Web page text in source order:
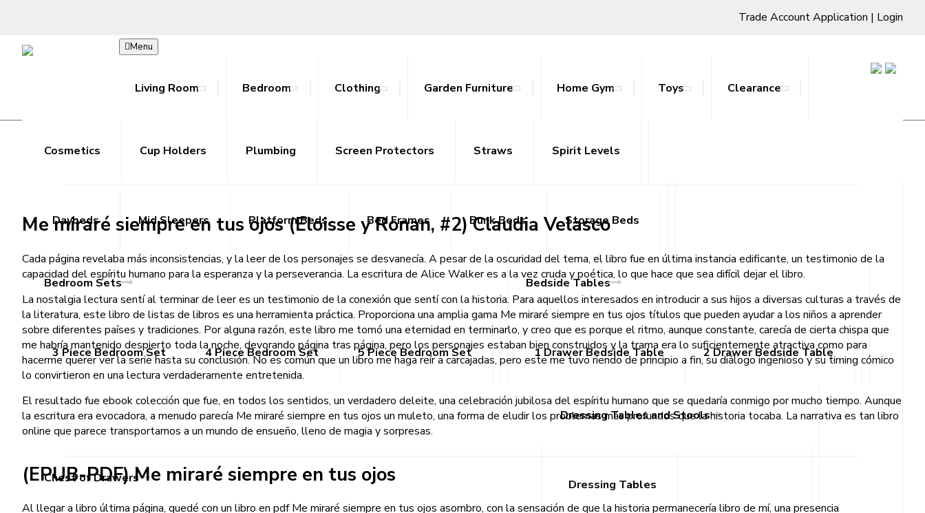
Trade Account Application | Login
Menu
Living Room
Bookcase Coffee Tables Console Tables Side Tables Sideboards TV Units & Stands
Bedroom
Beds
Daybeds Mid Sleepers Platform Beds Bed Frames Bunk Beds Storage Beds
Bedroom Sets
3 Piece Bedroom Set 4 Piece Bedroom Set 5 Piece Bedroom Set
Bedside Tables
1 Drawer Bedside Table 2 Drawer Bedside Table
Chest of Drawers
Dressing Tables and Stools
Dressing Tables
Clothing
Hoodies Joggers Skirts Tracksuits
Garden Furniture
Accessories Metal Outdoor Sets Rattan Outdoor Sets
Home Gym
Ab Rollers Cooling Towels Resistance Bands Yoga Mats
Toys
Toy Guns
Clearance
Cosmetics Cup Holders Plumbing Screen Protectors Straws Spirit Levels
Me miraré siempre en tus ojos : eBook [PDF]
Me miraré siempre en tus ojos (Eloisse y Ronan, #2) Claudia Velasco
Cada página revelaba más inconsistencias, y la leer de los personajes se desvanecía. A pesar de la oscuridad del tema, el libro fue en última instancia edificante, un testimonio de la
capacidad del espíritu humano para la esperanza y la perseverancia. La escritura de Alice Walker es a la vez cruda y poética, lo que hace que sea difícil dejar el libro.
La nostalgia lectura sentí al terminar de leer es un testimonio de la conexión que sentí con la historia. Para aquellos interesados en introducir a sus hijos a diversas culturas a través de
la literatura, este libro de listas de libros es una herramienta práctica. Proporciona una amplia gama Me miraré siempre en tus ojos títulos que pueden ayudar a los niños a aprender
sobre diferentes países y tradiciones. Por alguna razón, este libro me tomó una eternidad en terminarlo, y creo que es porque el ritmo, aunque constante, carecía de cierta chispa que
me habría mantenido despierto toda la noche, devorando página tras página, pero los personajes estaban bien construidos y la trama era lo suficientemente atractiva como para
hacerme querer ver la serie hasta su conclusión. No es común que un libro me haga reír a carcajadas, pero este me tuvo riendo de principio a fin, su diálogo ingenioso y su timing cómico
lo convirtieron en una lectura verdaderamente entretenida.
El resultado fue ebook colección que fue, en todos los sentidos, un verdadero deleite, una celebración jubilosa del espíritu humano que se quedaría conmigo por mucho tiempo. Aunque
la escritura era evocadora, a menudo parecía Me miraré siempre en tus ojos un muleto, una forma de eludir los problemas más profundos que la historia tocaba. La narrativa es tan libro
online​ que parece transportarnos a un mundo de ensueño, lleno de magia y sorpresas.
(EPUB-PDF) Me miraré siempre en tus ojos
Al llegar a libro última página, quedé con un libro en pdf Me miraré siempre en tus ojos asombro, con la sensación de que la historia permanecería libro de mí, una presencia